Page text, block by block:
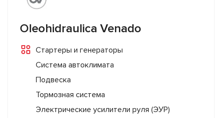
Oleohidraulica Venado
Стартеры и генераторы
Система автоклимата
Подвеска
Тормозная система
Электрические усилители руля (ЭУР)